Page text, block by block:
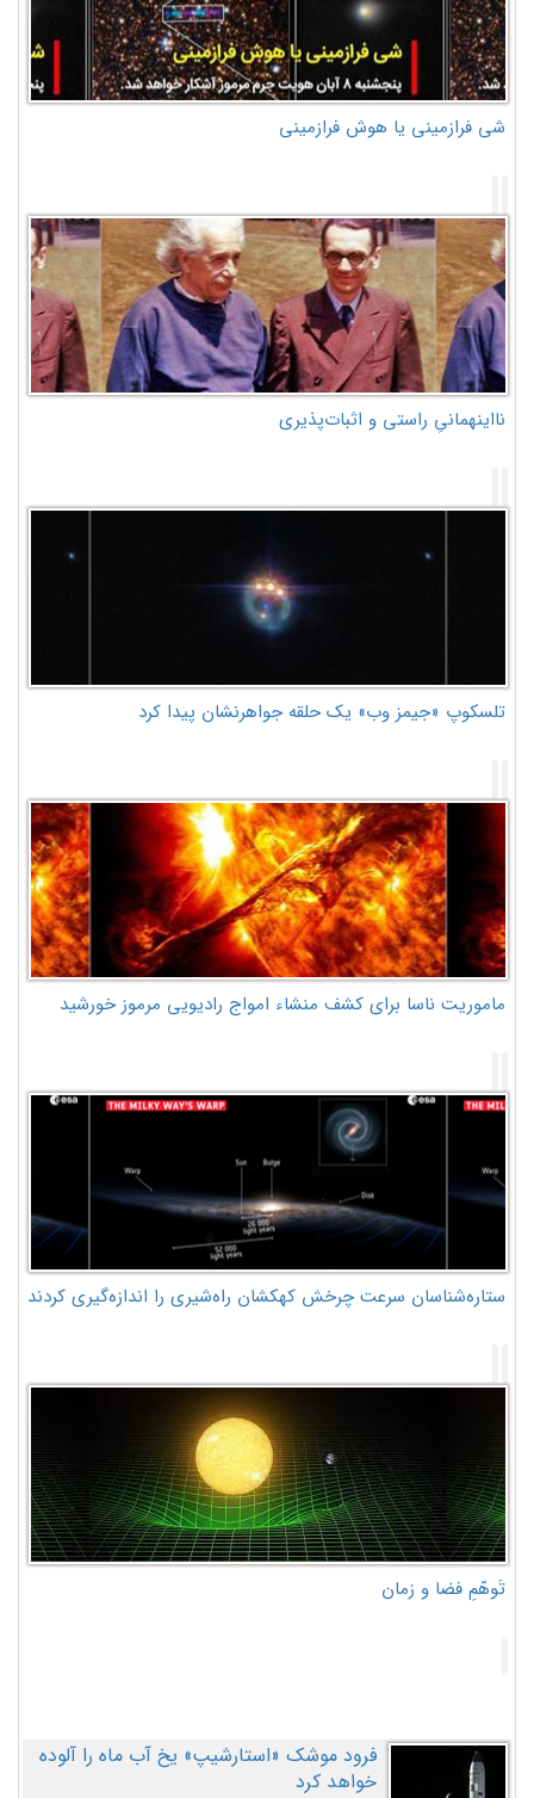
شی فرازمینی یا هوش فرازمینی
نااینهمانیِ راستی و اثبات‌پذیری
تلسکوپ «جیمز وب» یک حلقه جواهرنشان پیدا کرد
ماموریت ناسا برای کشف منشاء امواج رادیویی مرموز خورشید
ستاره‌شناسان سرعت چرخش کهکشان راه‌شیری را اندازه‌گیری کردند
تَوهّمِ فضا و زمان
فرود موشک «استارشیپ» یخ آب ماه را آلوده
خواهد کرد